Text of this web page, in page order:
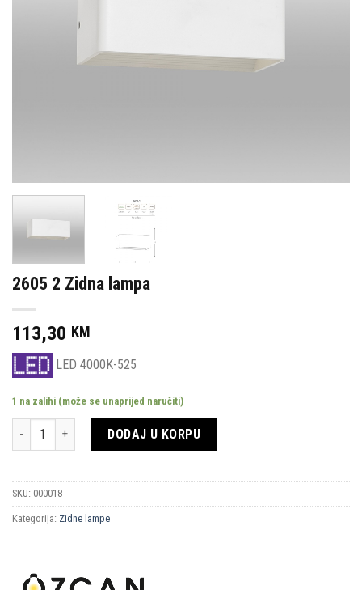
2605 2 Zidna lampa
113,30 KM
LED 4000K-525
1 na zalihi (može se unaprijed naručiti)
Količina DODAJ U KORPU
SKU: 000018
Kategorija: Zidne lampe